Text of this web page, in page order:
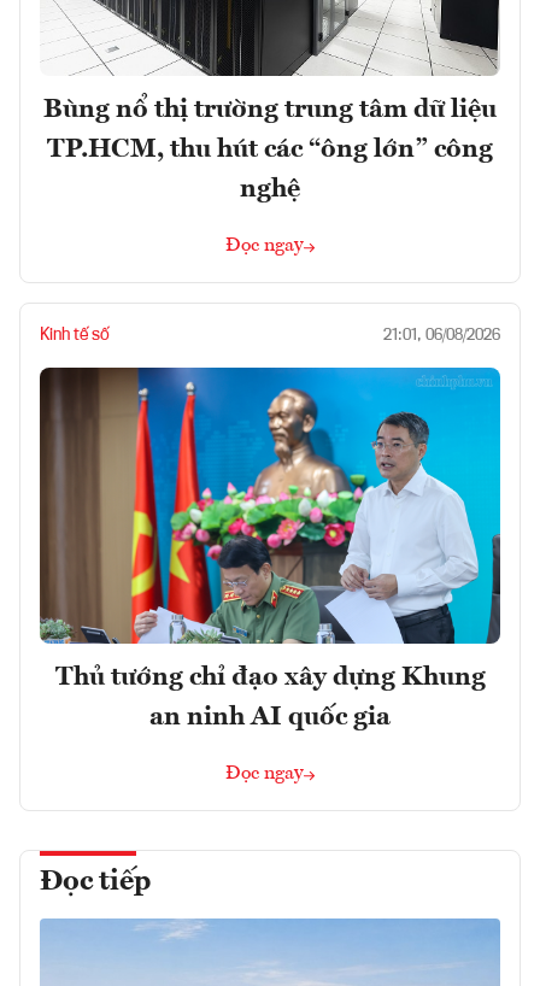
Bùng nổ thị trường trung tâm dữ liệu
TP.HCM, thu hút các “ông lớn” công
nghệ
Đọc ngay
Kinh tế số 21:01, 06/08/2026
Thủ tướng chỉ đạo xây dựng Khung
an ninh AI quốc gia
Đọc ngay
Đọc tiếp